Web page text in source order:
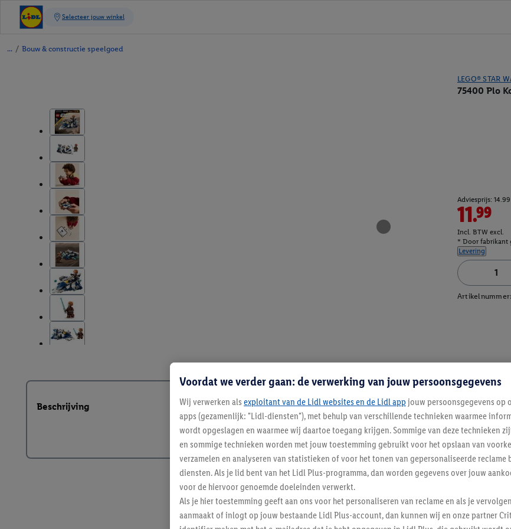
/ Bouw & constructie speelgoed
LEGO® STAR
75400 Plo
Adviesprijs:
11.99
Incl. BTW excl.
* Door fabrikant
Levering
Artikelnummer:
Beschrijving
Voordat we verder gaan: de verwerking van jouw persoonsgegevens
Wij verwerken als exploitant van de Lidl websites en de Lidl app jouw persoonsgegevens op
apps (gezamenlijk: "Lidl-diensten"), met behulp van verschillende technieken waarmee
wordt opgeslagen en waarmee wij daartoe toegang krijgen. Sommige van deze technieken
en sommige technieken worden met jouw toestemming gebruikt voor het opslaan van
verzamelen en analyseren van statistieken of voor het tonen van gepersonaliseerde
diensten. Als je lid bent van het Lidl Plus-programma, dan worden gegevens over jouw
voor de hiervoor genoemde doeleinden verwerkt.
Als je hier toestemming geeft aan ons voor het personaliseren van reclame en als je
aanmaakt of inlogt op jouw bestaande Lidl Plus-account, dan kunnen wij en onze partner